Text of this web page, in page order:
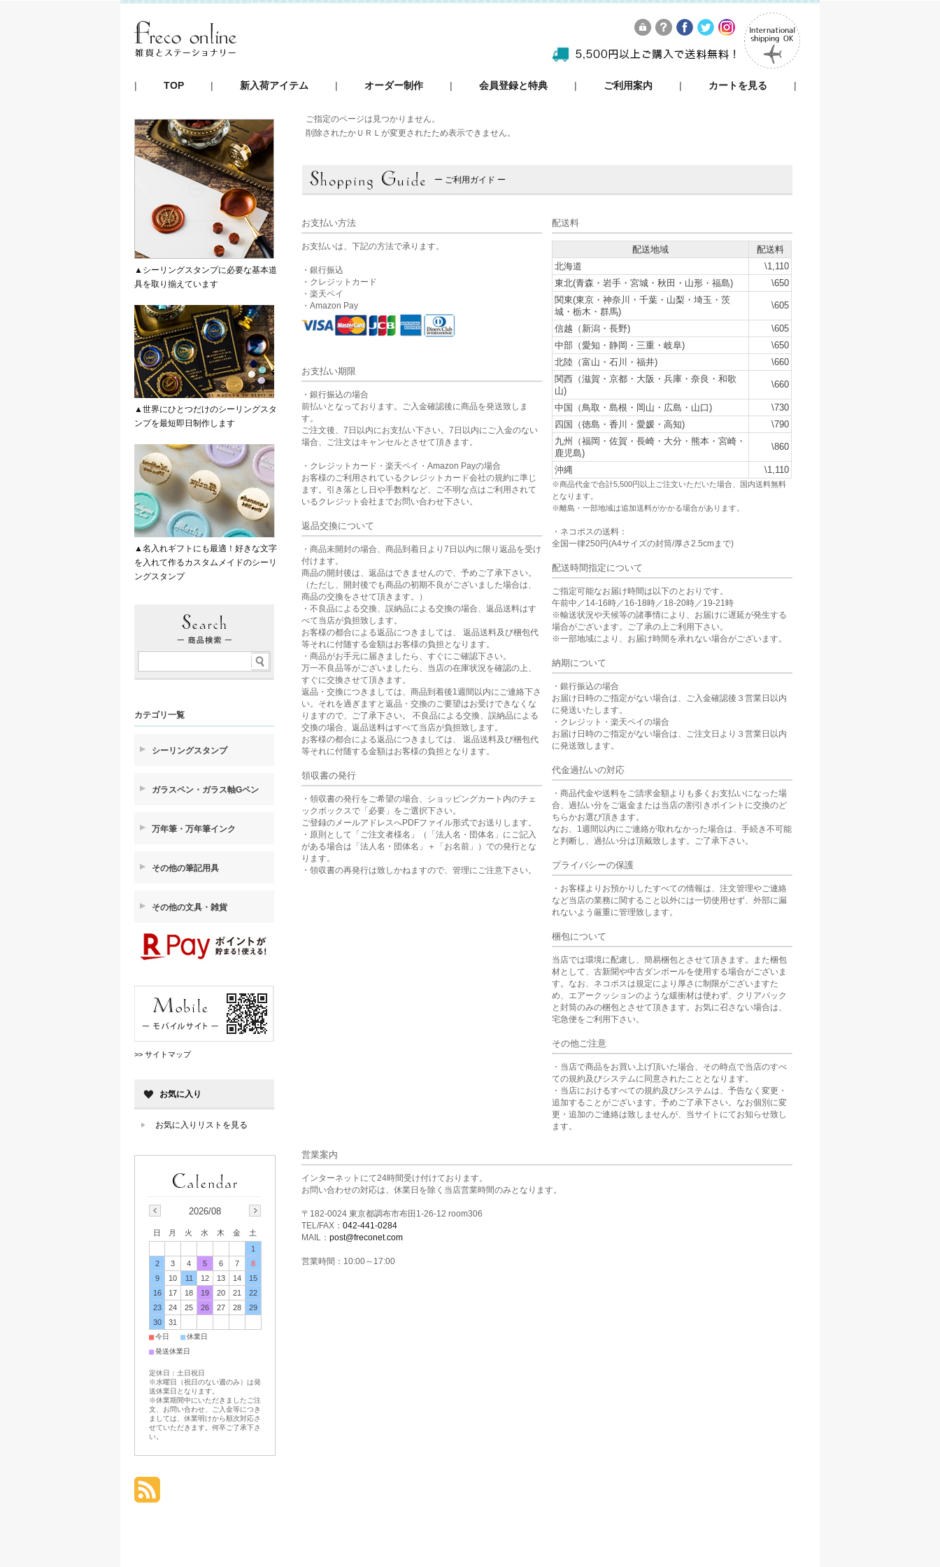
TOP 新入荷アイテム オーダー制作 会員登録と特典 ご利用案内 カートを見る
ご指定のページは見つかりません。
削除されたかＵＲＬが変更されたため表示できません。
ー ご利用ガイド ー
お支払い方法
お支払いは、下記の方法で承ります。
・銀行振込
・クレジットカード
・楽天ペイ
・Amazon Pay
お支払い期限
・銀行振込の場合
前払いとなっております。ご入金確認後に商品を発送致しま
す。
ご注文後、7日以内にお支払い下さい。7日以内にご入金のない
場合、ご注文はキャンセルとさせて頂きます。
・クレジットカード・楽天ペイ・Amazon Payの場合
お客様のご利用されているクレジットカード会社の規約に準じ
ます。引き落とし日や手数料など、ご不明な点はご利用されて
いるクレジット会社までお問い合わせ下さい。
返品交換について
・商品未開封の場合、商品到着日より7日以内に限り返品を受け
付けます。
商品の開封後は、返品はできませんので、予めご了承下さい。
（ただし、開封後でも商品の初期不良がございました場合は、
商品の交換をさせて頂きます。）
・不良品による交換、誤納品による交換の場合、返品送料はす
べて当店が負担致します。
お客様の都合による返品につきましては、 返品送料及び梱包代
等それに付随する金額はお客様の負担となります。
・商品がお手元に届きましたら、すぐにご確認下さい。
万一不良品等がございましたら、当店の在庫状況を確認の上、
すぐに交換させて頂きます。
返品・交換につきましては、商品到着後1週間以内にご連絡下さ
い。それを過ぎますと返品・交換のご要望はお受けできなくな
りますので、ご了承下さい。 不良品による交換、誤納品による
交換の場合、返品送料はすべて当店が負担致します。
お客様の都合による返品につきましては、 返品送料及び梱包代
等それに付随する金額はお客様の負担となります。
領収書の発行
・領収書の発行をご希望の場合、ショッピングカート内のチェ
ックボックスで「必要」をご選択下さい。
ご登録のメールアドレスへPDFファイル形式でお送りします。
・原則として「ご注文者様名」（「法人名・団体名」にご記入
がある場合は「法人名・団体名」＋「お名前」）での発行とな
ります。
・領収書の再発行は致しかねますので、管理にご注意下さい。
配送料
配送地域
配送料
北海道
\1,110
東北(青森・岩手・宮城・秋田・山形・福島)
\650
関東(東京・神奈川・千葉・山梨・埼玉・茨
城・栃木・群馬)
\605
信越（新潟・長野)
\605
中部（愛知・静岡・三重・岐阜)
\650
北陸（富山・石川・福井)
\660
関西（滋賀・京都・大阪・兵庫・奈良・和歌
山)
\660
中国（鳥取・島根・岡山・広島・山口)
\730
四国（徳島・香川・愛媛・高知)
\790
九州（福岡・佐賀・長崎・大分・熊本・宮崎・
鹿児島)
\860
沖縄 \1,110
※商品代金で合計5,500円以上ご注文いただいた場合、国内送料無料
となります。
※離島・一部地域は追加送料がかかる場合があります。
・ネコポスの送料：
全国一律250円(A4サイズの封筒/厚さ2.5cmまで)
配送時間指定について
ご指定可能なお届け時間は以下のとおりです。
午前中／14-16時／16-18時／18-20時／19-21時
※輸送状況や天候等の諸事情により、お届けに遅延が発生する
場合がございます。ご了承の上ご利用下さい。
※一部地域により、お届け時間を承れない場合がございます。
納期について
・銀行振込の場合
お届け日時のご指定がない場合は、ご入金確認後３営業日以内
に発送いたします。
・クレジット・楽天ペイの場合
お届け日時のご指定がない場合は、ご注文日より３営業日以内
に発送致します。
代金過払いの対応
・商品代金や送料をご請求金額よりも多くお支払いになった場
合、過払い分をご返金または当店の割引きポイントに交換のど
ちらかお選び頂きます。
なお、1週間以内にご連絡が取れなかった場合は、手続き不可能
と判断し、過払い分は頂戴致します。ご了承下さい。
プライバシーの保護
・お客様よりお預かりしたすべての情報は、注文管理やご連絡
など当店の業務に関すること以外には一切使用せず、外部に漏
れないよう厳重に管理致します。
梱包について
当店では環境に配慮し、簡易梱包とさせて頂きます。また梱包
材として、古新聞や中古ダンボールを使用する場合がございま
す。なお、ネコポスは規定により厚さに制限がございますた
め、エアークッションのような緩衝材は使わず、クリアパック
と封筒のみの梱包とさせて頂きます。お気に召さない場合は、
宅急便をご利用下さい。
その他ご注意
・当店で商品をお買い上げ頂いた場合、その時点で当店のすべ
ての規約及びシステムに同意されたこととなります。
・当店におけるすべての規約及びシステムは、予告なく変更・
追加することがございます。予めご了承下さい。なお個別に変
更・追加のご連絡は致しませんが、当サイトにてお知らせ致し
ます。
営業案内
インターネットにて24時間受け付けております。
お問い合わせの対応は、休業日を除く当店営業時間のみとなります。
〒182-0024 東京都調布市布田1-26-12 room306
TEL/FAX： 042-441-0284
MAIL： post@freconet.com
営業時間：10:00～17:00
▲シーリングスタンプに必要な基本道
具を取り揃えています
▲世界にひとつだけのシーリングスタ
ンプを最短即日制作します
▲名入れギフトにも最適！好きな文字
を入れて作るカスタムメイドのシーリ
ングスタンプ
カテゴリ一覧
シーリングスタンプ
ガラスペン・ガラス軸Gペン
万年筆・万年筆インク
その他の筆記用具
その他の文具・雑貨
>> サイトマップ
お気に入り
お気に入りリストを見る
2026/08
日 月 火 水 木 金
土
1
2
3 4 5 6 7
8
9
10 11 12 13 14
15
16
17 18 19 20 21
22
23
24 25 26 27 28
29
30
31
■今日 ■休業日
■発送休業日
定休日：土日祝日
※水曜日（祝日のない週のみ）は発
送休業日となります。
※休業期間中にいただきましたご注
文、お問い合わせ、ご入金等につき
ましては、休業明けから順次対応さ
せていただきます。何卒ご了承下さ
い。